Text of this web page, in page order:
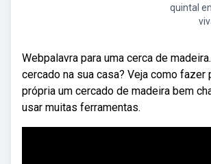
quintal
Webpalavra para uma cerca de
cercado na sua casa? Veja como fazer
própria um cercado de madeira bem
usar muitas ferramentas.